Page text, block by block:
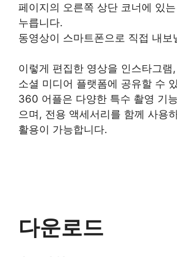
페이지의 오른쪽 상단 코너에 있
누릅니다.
동영상이 스마트폰으로 직접 내보
이렇게 편집한 영상을 인스타그램
소셜 미디어 플랫폼에 공유할 수
360 어플은 다양한 특수 촬영 기
으며, 전용 액세서리를 함께 사용
활용이 가능합니다.
다운로드